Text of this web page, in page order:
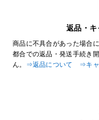
返品・キ
商品に不具合があった場合
都合での返品・発送手続き
ん。 ⇒返品について ⇒キャ